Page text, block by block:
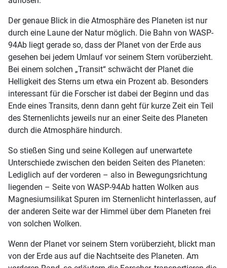
Der genaue Blick in die Atmosphäre des Planeten ist nur
durch eine Laune der Natur möglich. Die Bahn von WASP-
94Ab liegt gerade so, dass der Planet von der Erde aus
gesehen bei jedem Umlauf vor seinem Stern vorüberzieht.
Bei einem solchen „Transit“ schwächt der Planet die
Helligkeit des Sterns um etwa ein Prozent ab. Besonders
interessant für die Forscher ist dabei der Beginn und das
Ende eines Transits, denn dann geht für kurze Zeit ein Teil
des Sternenlichts jeweils nur an einer Seite des Planeten
durch die Atmosphäre hindurch.
So stießen Sing und seine Kollegen auf unerwartete
Unterschiede zwischen den beiden Seiten des Planeten:
Lediglich auf der vorderen – also in Bewegungsrichtung
liegenden – Seite von WASP-94Ab hatten Wolken aus
Magnesiumsilikat Spuren im Sternenlicht hinterlassen, auf
der anderen Seite war der Himmel über dem Planeten frei
von solchen Wolken.
Wenn der Planet vor seinem Stern vorüberzieht, blickt man
von der Erde aus auf die Nachtseite des Planeten. Am